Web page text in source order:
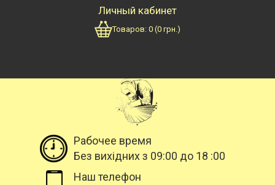
Личный кабинет
Товаров: 0 (0 грн.)
Рабочее время
Без вихідних з 09:00 до 18 :00
Наш телефон